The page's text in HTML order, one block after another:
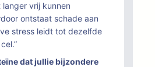
vrij kunnen
ontstaat schade aan
stress leidt tot dezelfde
dat jullie bijzondere